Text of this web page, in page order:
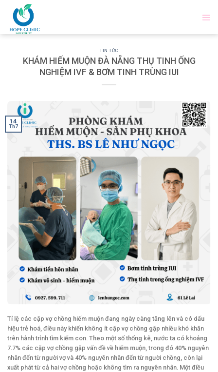
content
TIN TỨC
KHÁM HIẾM MUỘN ĐÀ NẴNG THỤ TINH ỐNG
NGHIỆM IVF & BƠM TINH TRÙNG IUI
14
Th7
Tỉ lệ các cặp vợ chồng hiếm muộn đang ngày càng tăng lên và có dấu
hiệu trẻ hoá, điều này khiến không ít cặp vợ chồng gặp nhiều khó khăn
trên hành trình tìm kiếm con. Theo một số thống kê, nước ta có khoảng
7.7% các cặp vợ chồng gặp vấn đề về hiếm muộn, trong đó 40% nguyên
nhân đến từ người vợ và 40% nguyên nhân đến từ người chồng, còn lại
xuất phát từ cả hai vợ chồng hoặc không tìm ra nguyên nhân. Một điều